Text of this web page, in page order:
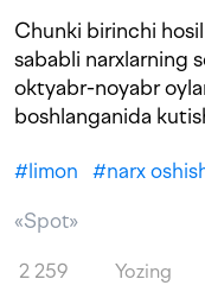
Chunki birinchi
sababli narxlarning
oktyabr-noyabr
boshlanganida
#limon #narx
«Spot»
2 259 Yozing